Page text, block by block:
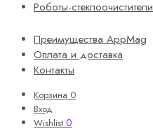
Роботы-стеклоочистители
Преимущества AppMag
Оплата и доставка
Контакты
Корзина 0
Вход
Wishlist 0